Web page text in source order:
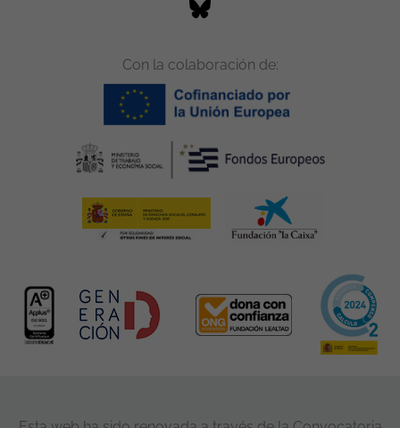
Con la colaboración de: